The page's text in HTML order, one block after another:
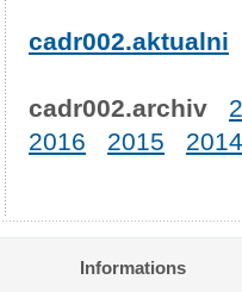
cadr002.aktualni
cadr002.archiv
2016
2015 2014
Informations